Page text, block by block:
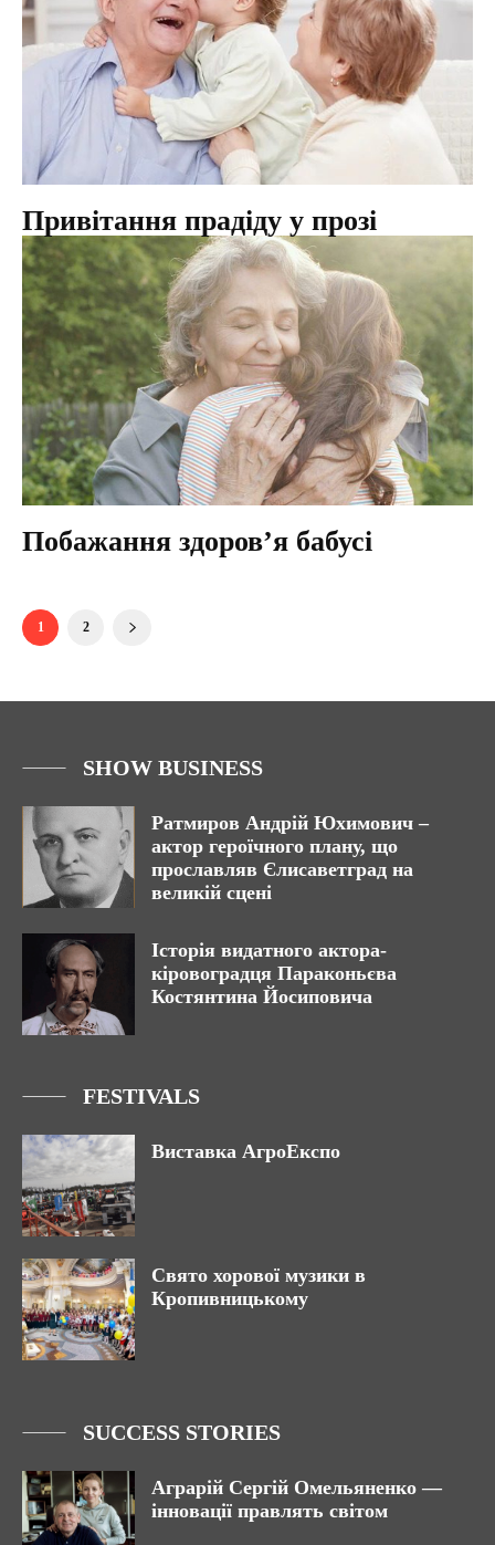
Привітання прадіду у прозі
Побажання здоров’я бабусі
1 2
SHOW BUSINESS
Ратмиров Андрій Юхимович –
актор героїчного плану, що
прославляв Єлисаветград на
великій сцені
Історія видатного актора-
кіровоградця Параконьєва
Костянтина Йосиповича
FESTIVALS
Виставка АгроЕкспо
Свято хорової музики в
Кропивницькому
SUCCESS STORIES
Аграрій Сергій Омельяненко —
інновації правлять світом